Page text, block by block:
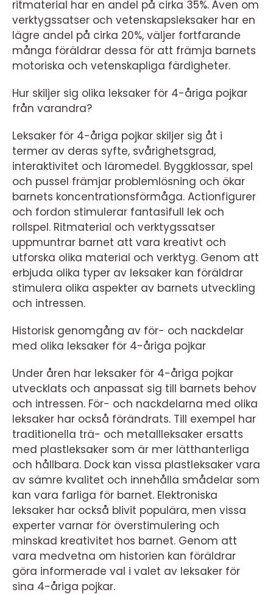
ritmaterial har en andel på cirka 35%. Även om
verktygssatser och vetenskapsleksaker har en
lägre andel på cirka 20%, väljer fortfarande
många föräldrar dessa för att främja barnets
motoriska och vetenskapliga färdigheter.
Hur skiljer sig olika leksaker för 4-åriga pojkar
från varandra?
Leksaker för 4-åriga pojkar skiljer sig åt i
termer av deras syfte, svårighetsgrad,
interaktivitet och läromedel. Byggklossar, spel
och pussel främjar problemlösning och ökar
barnets koncentrationsförmåga. Actionfigurer
och fordon stimulerar fantasifull lek och
rollspel. Ritmaterial och verktygssatser
uppmuntrar barnet att vara kreativt och
utforska olika material och verktyg. Genom att
erbjuda olika typer av leksaker kan föräldrar
stimulera olika aspekter av barnets utveckling
och intressen.
Historisk genomgång av för- och nackdelar
med olika leksaker för 4-åriga pojkar
Under åren har leksaker för 4-åriga pojkar
utvecklats och anpassat sig till barnets behov
och intressen. För- och nackdelarna med olika
leksaker har också förändrats. Till exempel har
traditionella trä- och metallleksaker ersatts
med plastleksaker som är mer lätthanterliga
och hållbara. Dock kan vissa plastleksaker vara
av sämre kvalitet och innehålla smådelar som
kan vara farliga för barnet. Elektroniska
leksaker har också blivit populära, men vissa
experter varnar för överstimulering och
minskad kreativitet hos barnet. Genom att
vara medvetna om historien kan föräldrar
göra informerade val i valet av leksaker för
sina 4-åriga pojkar.